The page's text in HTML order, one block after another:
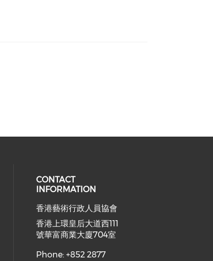
media on youtube (opens in a
media on facebook
social media on instagram
CONTACT
INFORMATION
香港藝術行政人員協會
香港上環皇后大道西111
號華富商業大廈704室
Phone: +852 2877